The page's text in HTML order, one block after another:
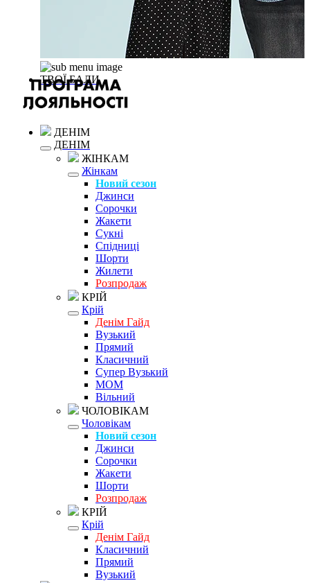
ТВОЇ БАЛИ
ДЕНІМ
ДЕНІМ
ЖІНКАМ
Жінкам
Новий сезон
Джинси
Сорочки
Жакети
Сукні
Спідниці
Шорти
Жилети
Розпродаж
КРІЙ
Крій
Денім Гайд
Вузький
Прямий
Класичний
Супер Вузький
MOM
Вільний
ЧОЛОВІКАМ
Чоловікам
Новий сезон
Джинси
Сорочки
Жакети
Шорти
Розпродаж
КРІЙ
Крій
Денім Гайд
Класичний
Прямий
Вузький